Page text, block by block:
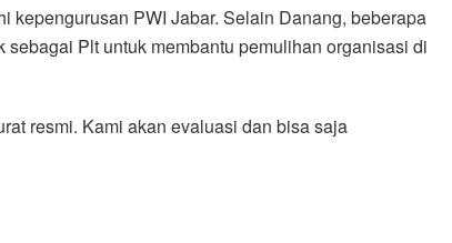
kepengurusan PWI Jabar. Selain Danang, beberapa
Plt untuk membantu pemulihan organisasi di
resmi. Kami akan evaluasi dan bisa saja